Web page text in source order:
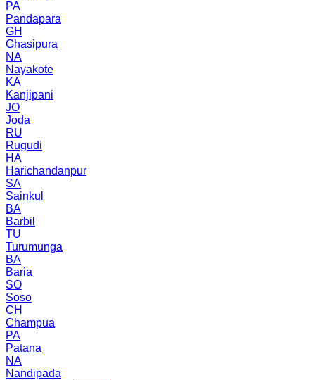
PA
Pandapara
GH
Ghasipura
NA
Nayakote
KA
Kanjipani
JO
Joda
RU
Rugudi
HA
Harichandanpur
SA
Sainkul
BA
Barbil
TU
Turumunga
BA
Baria
SO
Soso
CH
Champua
PA
Patana
NA
Nandipada